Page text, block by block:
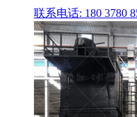
联系电话: 180 3780